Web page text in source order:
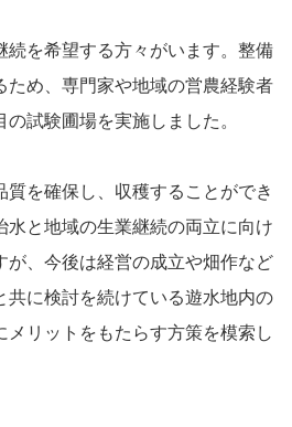
続を希望する方々がいます。整備
ため、専門家や地域の営農経験者
試験圃場を実施しました。
質を確保し、収穫することができ
水と地域の生業継続の両立に向け
が、今後は経営の成立や畑作など
共に検討を続けている遊水地内の
メリットをもたらす方策を模索し